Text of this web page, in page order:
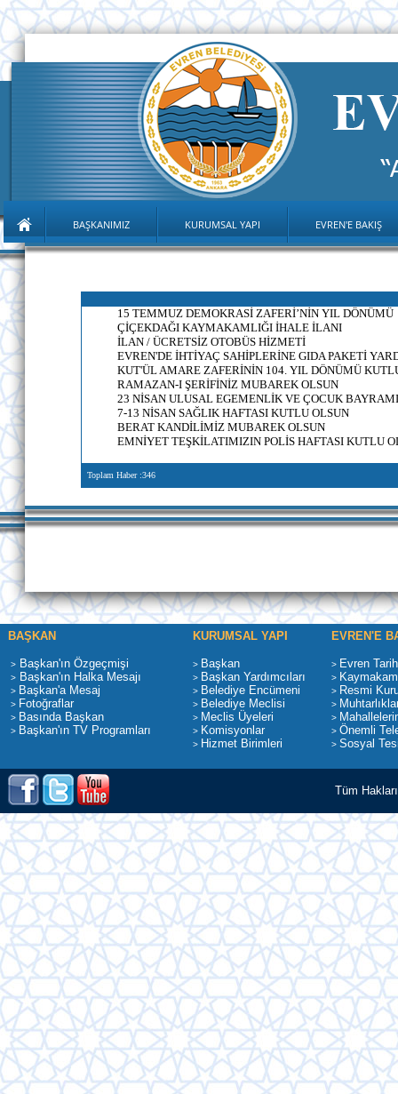
BAŞKANIMIZ KURUMSAL YAPI EVREN'E BAKIŞ
15 TEMMUZ DEMOKRASİ ZAFERİ’NİN YIL DÖNÜMÜ
ÇİÇEKDAĞI KAYMAKAMLIĞI İHALE İLANI
İLAN / ÜCRETSİZ OTOBÜS HİZMETİ
EVREN'DE İHTİYAÇ SAHİPLERİNE GIDA PAKETİ
KUT'ÜL AMARE ZAFERİNİN 104. YIL DÖNÜMÜ
RAMAZAN-I ŞERİFİNİZ MUBAREK OLSUN
23 NİSAN ULUSAL EGEMENLİK VE ÇOCUK
7-13 NİSAN SAĞLIK HAFTASI KUTLU OLSUN
BERAT KANDİLİMİZ MUBAREK OLSUN
EMNİYET TEŞKİLATIMIZIN POLİS HAFTASI KUTLU
Toplam Haber :346
BAŞKAN KURUMSAL YAPI EVREN'E
> Başkan'ın Özgeçmişi
> Başkan'ın Halka Mesajı
> Başkan'a Mesaj
> Fotoğraflar
> Basında Başkan
> Başkan'ın TV Programları
> Başkan
> Başkan Yardımcıları
> Belediye Encümeni
> Belediye Meclisi
> Meclis Üyeleri
> Komisyonlar
> Hizmet Birimleri
> Evren
>
> Resmi
>
>
> Önemli
> Sosyal
Tüm